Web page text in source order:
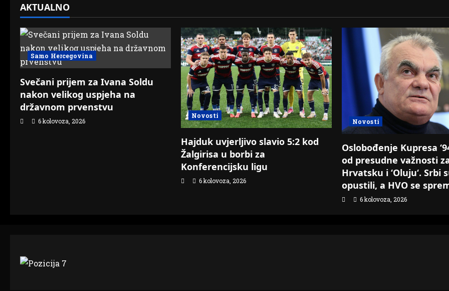
n
AKTUALNO
Samo Hercegovina
Svečani prijem za Ivana Soldu
nakon velikog uspjeha na
državnom prvenstvu
6 kolovoza, 2026
Novosti
Hajduk uvjerljivo slavio 5:2 kod
Žalgirisa u borbi za
Konferencijsku ligu
6 kolovoza, 2026
Novosti
Oslobođenje Kupresa
od presudne važnosti
Hrvatsku i ‘Oluju‘. Srbi
opustili, a HVO se
6 kolovoza, 2026